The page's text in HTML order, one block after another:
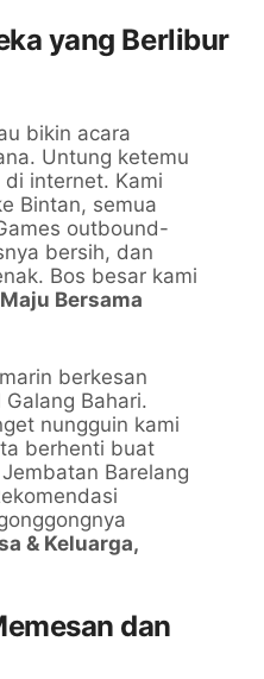
yang Berlibur
bikin acara
Untung ketemu
di internet. Kami
Bintan, semua
outbound-
bersih, dan
Bos besar kami
Maju Bersama
berkesan
Bahari.
nungguin kami
berhenti buat
Barelang
& Keluarga,
dan